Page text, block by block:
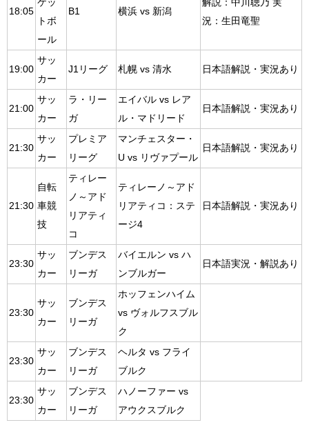
18:05
ケッ
トボ
ール
B1 横浜 vs 新潟
解説：中川聴乃 実
況：生田竜聖
19:00
サッ
カー
J1リーグ 札幌 vs 清水 日本語解説・実況あり
21:00
サッ
カー
ラ・リー
ガ
エイバル vs レア
ル・マドリード
日本語解説・実況あり
21:30
サッ
カー
プレミア
リーグ
マンチェスター・
U vs リヴァプール
日本語解説・実況あり
21:30
自転
車競
技
ティレー
ノ～アド
リアティ
コ
ティレーノ～アド
リアティコ：ステ
ージ4
日本語解説・実況あり
23:30
サッ
カー
ブンデス
リーガ
バイエルン vs ハ
ンブルガー
日本語実況・解説あり
23:30
サッ
カー
ブンデス
リーガ
ホッフェンハイム
vs ヴォルフスブル
ク
23:30
サッ
カー
ブンデス
リーガ
ヘルタ vs フライ
ブルク
23:30
サッ
カー
ブンデス
リーガ
ハノーファー vs
アウクスブルク